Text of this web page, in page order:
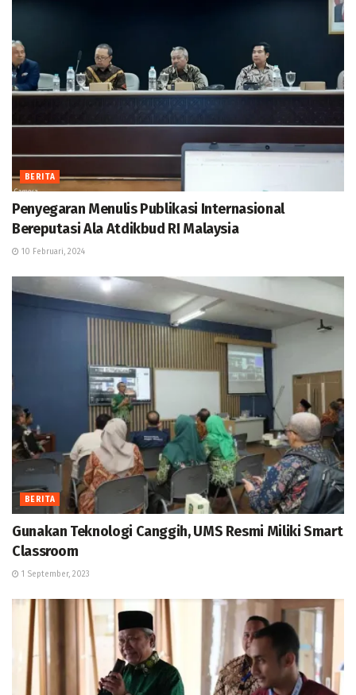
BERITA
Penyegaran Menulis Publikasi Internasional
Bereputasi Ala Atdikbud RI Malaysia
10 Februari, 2024
BERITA
Gunakan Teknologi Canggih, UMS Resmi Miliki Smart
Classroom
1 September, 2023